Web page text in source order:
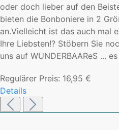
oder doch lieber auf den
bieten die Bonboniere in 2
an.Vielleicht ist das auch mal
Ihre Liebsten!? Stöbern Sie
uns auf WUNDERBAAReS ...
Regulärer Preis: 16,95 €
Details